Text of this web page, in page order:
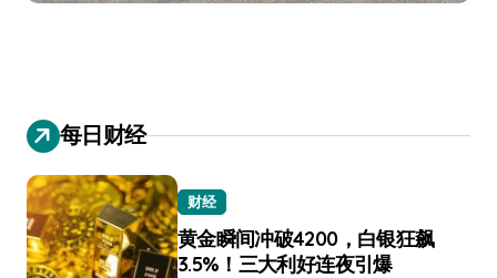
每日财经
财经
黄金瞬间冲破4200，白银狂飙
3.5%！三大利好连夜引爆